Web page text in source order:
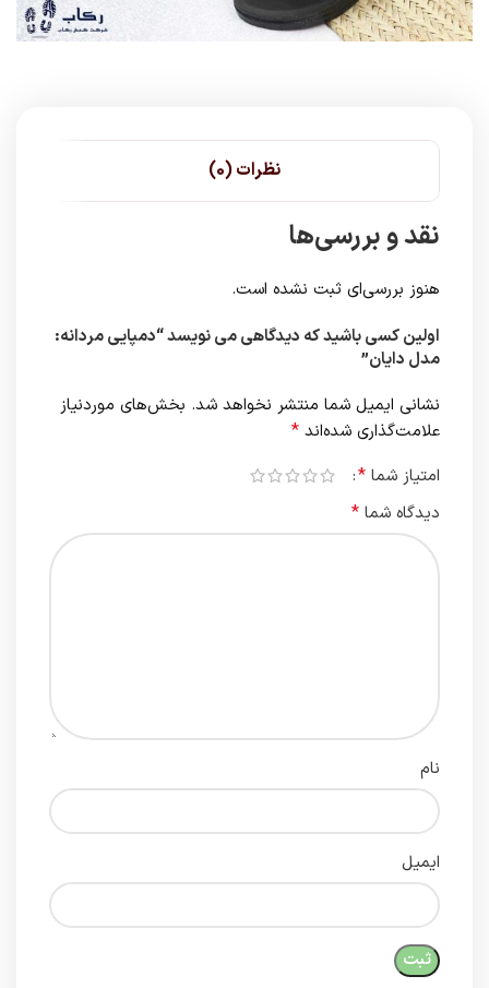
نظرات (0)
نقد و بررسی‌ها
هنوز بررسی‌ای ثبت نشده است.
اولین کسی باشید که دیدگاهی می نویسد “دمپایی مردانه:
مدل دایان”
نشانی ایمیل شما منتشر نخواهد شد. بخش‌های موردنیاز
علامت‌گذاری شده‌اند *
امتیاز شما *
دیدگاه شما *
نام
ایمیل